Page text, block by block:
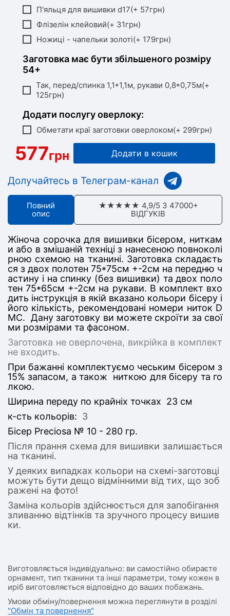
П'яльця для вишивки d17(+ 57грн)
Флізелін клейовий(+ 31грн)
Ножиці - чапельки золоті(+ 179грн)
Заготовка має бути збільшеного розміру
54+
Так, перед/спинка 1,1*1,1м, рукави 0,8*0,75м(+
125грн)
Додати послугу оверлоку:
Обметати краї заготовки оверлоком(+ 299грн)
577грн Додати в кошик
Долучайтесь в Телеграм-канал
Повний
опис
★★★★★ 4,9/5 З 47000+
ВІДГУКІВ
Жіноча сорочка для вишивки бісером, ниткам
и або в змішаній техніці з нанесеною повноколі
рною схемою на тканині. Заготовка складаєть
ся з двох полотен 75*75см +-2см на передню ч
астину і на спинку (без вишивки) та двох поло
тен 75*65см +-2см на рукави. В комплект вхо
дить інструкція в якій вказано кольори бісеру і
його кількість, рекомендовані номери ниток D
MC. Дану заготовку ви можете скроїти за свої
ми розмірами та фасоном.
Заготовка не оверлочена, викрійка в комплект
не входить.
При бажанні комплектуємо чеським бісером з
15% запасом, а також ниткою для бісеру та го
лкою.
Ширина переду по крайніх точках 23 см
к-сть кольорів: 3
Бісер Preciosa № 10 - 280 гр.
Після прання схема для вишивки залишається
на тканині.
У деяких випадках кольори на схемі-заготовці
можуть бути дещо відмінними від тих, що зоб
ражені на фото!
Заміна кольорів здійснюється для запобігання
зливанню відтінків та зручного процесу вишив
ки.
Виготовляється індивідуально: ви самостійно обираєте
орнамент, тип тканини та інші параметри, тому кожен в
иріб виготовляється відповідно до ваших побажань.
Умови обміну/повернення можна переглянути в розділі
"Обмін та повернення"